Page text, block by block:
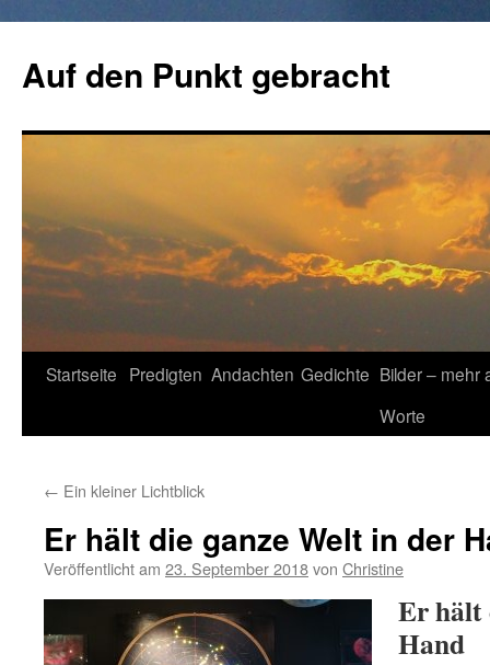
springen
Auf den Punkt gebracht
Startseite Predigten Andachten Gedichte Bilder – mehr
Worte
← Ein kleiner Lichtblick
Er hält die ganze Welt in der
Veröffentlicht am 23. September 2018von Christine
Er hält
Hand